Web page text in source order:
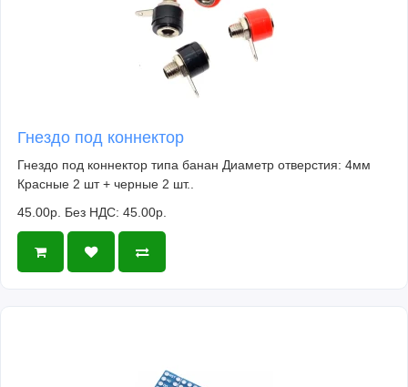
Гнездо под коннектор
Гнездо под коннектор типа банан Диаметр отверстия: 4мм
Красные 2 шт + черные 2 шт..
45.00р. Без НДС: 45.00р.